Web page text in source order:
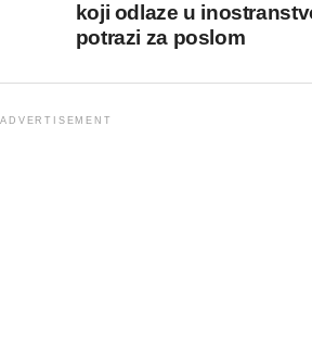
koji odlaze u
potrazi za poslom
ADVERTISEMENT